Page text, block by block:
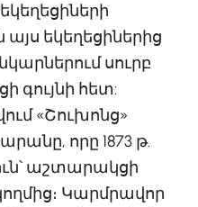
եկեղեցիներից
սուրբ
գույնի հետ:
«Շուխոնց»
որը 1873 թ.
աշտարակցի
Կարմրավոր